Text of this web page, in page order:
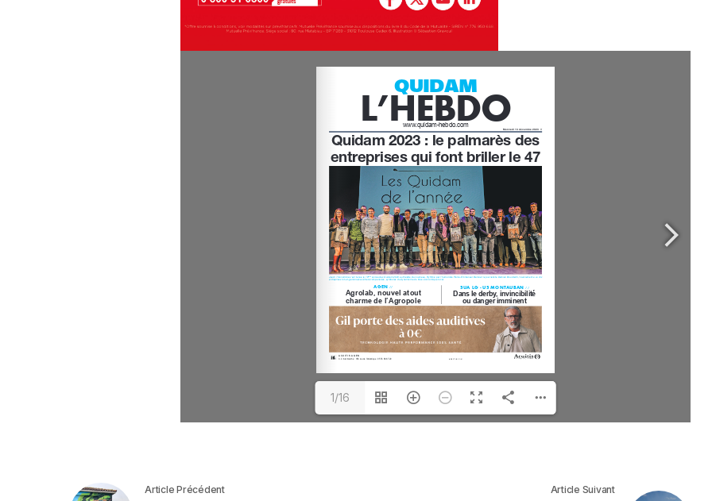
1/16
Article Précédent Article Suivant